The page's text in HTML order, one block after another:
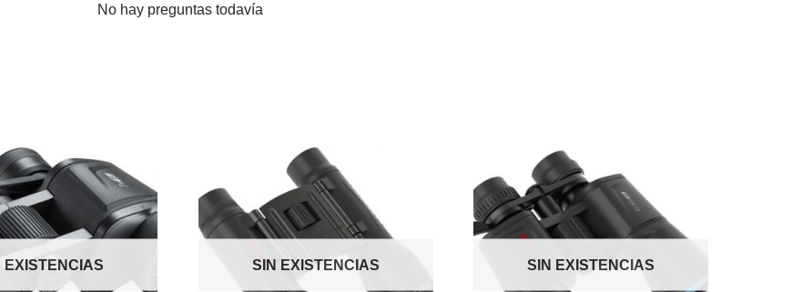
No hay preguntas todavía
EXISTENCIAS SIN EXISTENCIAS SIN EXISTENCIAS